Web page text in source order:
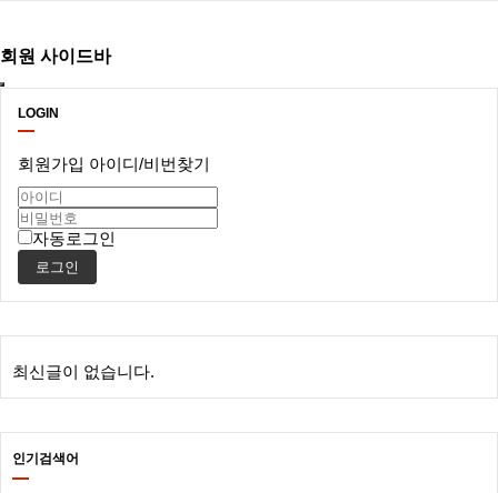
회원 사이드바
LOGIN
회원가입 아이디/비번찾기
자동로그인
로그인
최신글이 없습니다.
인기검색어